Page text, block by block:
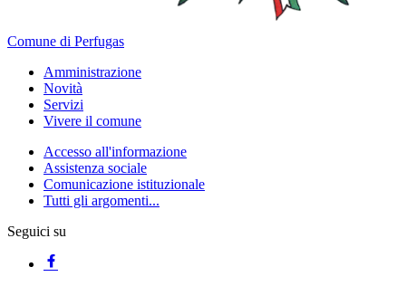
Comune di Perfugas
Amministrazione
Novità
Servizi
Vivere il comune
Accesso all'informazione
Assistenza sociale
Comunicazione istituzionale
Tutti gli argomenti...
Seguici su